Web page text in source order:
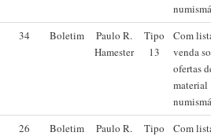
34 Boletim
Paulo R.
Hamester
Tipo
13
Com
venda
ofertas
material
26 Boletim
Paulo R.
Tipo
Com